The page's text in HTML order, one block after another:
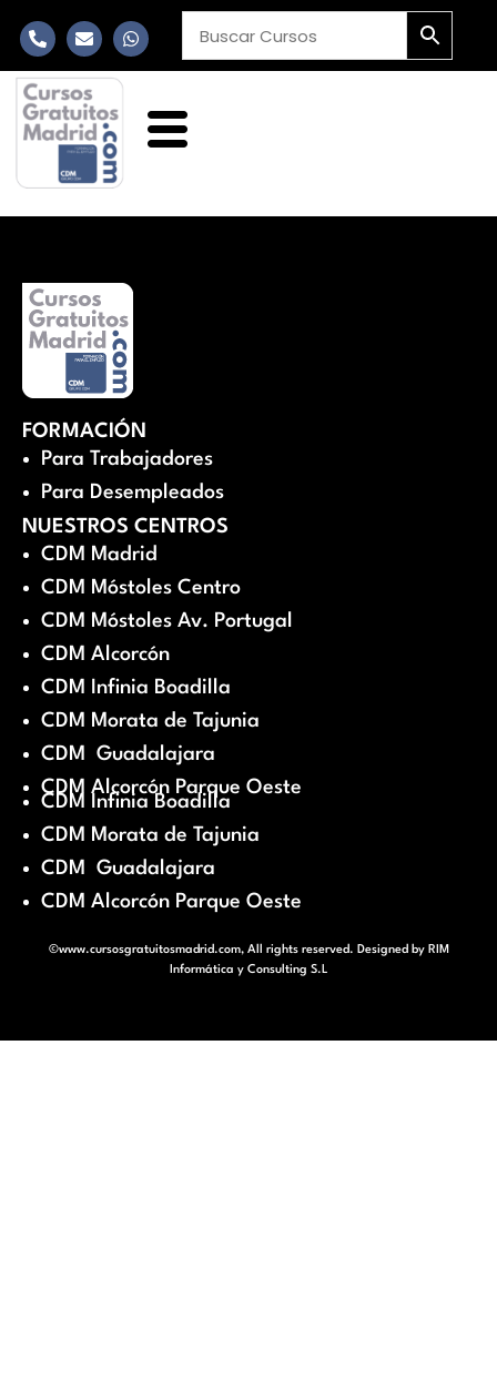
FORMACIÓN
Para Trabajadores
Para Desempleados
NUESTROS CENTROS
CDM Madrid
CDM Móstoles Centro
CDM Móstoles Av. Portugal
CDM Alcorcón
CDM Infinia Boadilla
CDM Morata de Tajunia
CDM Guadalajara
CDM Alcorcón Parque Oeste
CDM Infinia Boadilla
CDM Morata de Tajunia
CDM Guadalajara
CDM Alcorcón Parque Oeste
©www.cursosgratuitosmadrid.com, All rights reserved. Designed by RIM
Informática y Consulting S.L